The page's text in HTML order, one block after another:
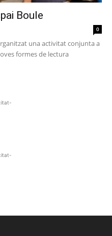
Boule
0
una activitat conjunta a
formes de lectura